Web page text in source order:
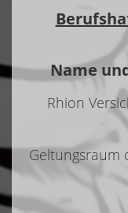
Name
Rhion
Geltungsraum